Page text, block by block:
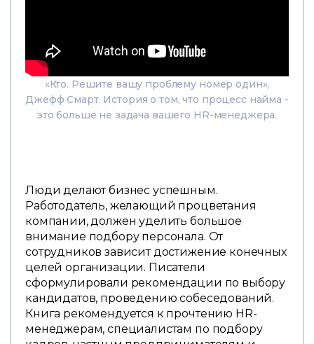
«Кто. Решите вашу проблему номер один»,
Джефф Смарт. История о том, что процесс найма -
это больше не задача вашего HR-менеджера.
Люди делают бизнес успешным.
Работодатель, желающий процветания
компании, должен уделить большое
внимание подбору персонала. От
сотрудников зависит достижение конечных
целей организации. Писатели
сформулировали рекомендации по выбору
кандидатов, проведению собеседований.
Книга рекомендуется к прочтению HR-
менеджерам, специалистам по подбору